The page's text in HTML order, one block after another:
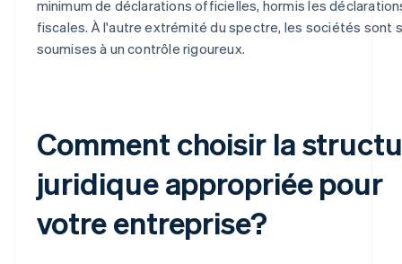
minimum de déclarations officielles, hormis les
fiscales. À l'autre extrémité du spectre, les sociétés sont
soumises à un contrôle rigoureux.
Comment choisir la
juridique appropriée pour
votre entreprise?